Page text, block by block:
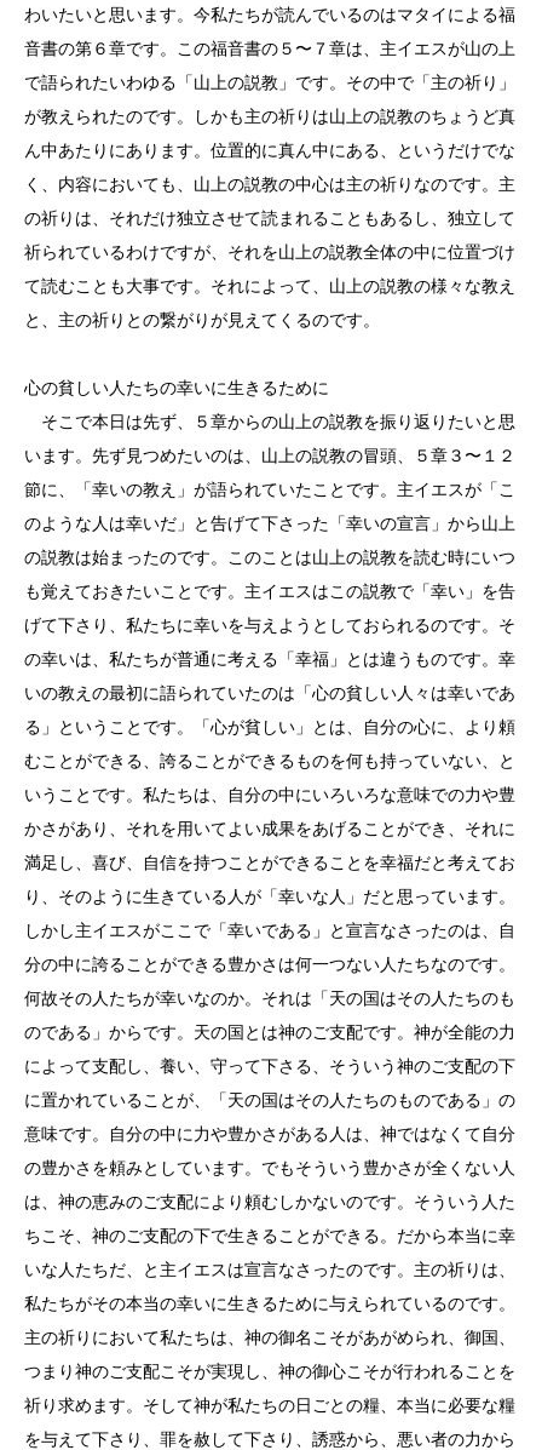
わいたいと思います。今私たちが読んでいるのはマタイによる福
音書の第６章です。この福音書の５〜７章は、主イエスが山の上
で語られたいわゆる「山上の説教」です。その中で「主の祈り」
が教えられたのです。しかも主の祈りは山上の説教のちょうど真
ん中あたりにあります。位置的に真ん中にある、というだけでな
く、内容においても、山上の説教の中心は主の祈りなのです。主
の祈りは、それだけ独立させて読まれることもあるし、独立して
祈られているわけですが、それを山上の説教全体の中に位置づけ
て読むことも大事です。それによって、山上の説教の様々な教え
と、主の祈りとの繋がりが見えてくるのです。
心の貧しい人たちの幸いに生きるために
そこで本日は先ず、５章からの山上の説教を振り返りたいと思
います。先ず見つめたいのは、山上の説教の冒頭、５章３〜１２
節に、「幸いの教え」が語られていたことです。主イエスが「こ
のような人は幸いだ」と告げて下さった「幸いの宣言」から山上
の説教は始まったのです。このことは山上の説教を読む時にいつ
も覚えておきたいことです。主イエスはこの説教で「幸い」を告
げて下さり、私たちに幸いを与えようとしておられるのです。そ
の幸いは、私たちが普通に考える「幸福」とは違うものです。幸
いの教えの最初に語られていたのは「心の貧しい人々は幸いであ
る」ということです。「心が貧しい」とは、自分の心に、より頼
むことができる、誇ることができるものを何も持っていない、と
いうことです。私たちは、自分の中にいろいろな意味での力や豊
かさがあり、それを用いてよい成果をあげることができ、それに
満足し、喜び、自信を持つことができることを幸福だと考えてお
り、そのように生きている人が「幸いな人」だと思っています。
しかし主イエスがここで「幸いである」と宣言なさったのは、自
分の中に誇ることができる豊かさは何一つない人たちなのです。
何故その人たちが幸いなのか。それは「天の国はその人たちのも
のである」からです。天の国とは神のご支配です。神が全能の力
によって支配し、養い、守って下さる、そういう神のご支配の下
に置かれていることが、「天の国はその人たちのものである」の
意味です。自分の中に力や豊かさがある人は、神ではなくて自分
の豊かさを頼みとしています。でもそういう豊かさが全くない人
は、神の恵みのご支配により頼むしかないのです。そういう人た
ちこそ、神のご支配の下で生きることができる。だから本当に幸
いな人たちだ、と主イエスは宣言なさったのです。主の祈りは、
私たちがその本当の幸いに生きるために与えられているのです。
主の祈りにおいて私たちは、神の御名こそがあがめられ、御国、
つまり神のご支配こそが実現し、神の御心こそが行われることを
祈り求めます。そして神が私たちの日ごとの糧、本当に必要な糧
を与えて下さり、罪を赦して下さり、誘惑から、悪い者の力から